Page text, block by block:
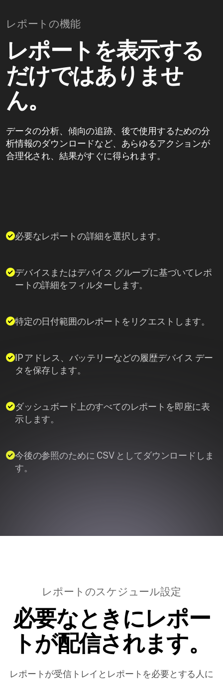
レポートの機能
レポートを表示する
だけではありませ
ん。
データの分析、傾向の追跡、後で使用するための分
析情報のダウンロードなど、あらゆるアクションが
合理化され、結果がすぐに得られます。
必要なレポートの詳細を選択します。
デバイスまたはデバイス グループに基づいてレポ
ートの詳細をフィルターします。
特定の日付範囲のレポートをリクエストします。
IP アドレス、バッテリーなどの履歴デバイス デー
タを保存します。
ダッシュボード上のすべてのレポートを即座に表
示します。
今後の参照のために CSV としてダウンロードしま
す。
レポートのスケジュール設定
必要なときにレポー
トが配信されます。
レポートが受信トレイとレポートを必要とする人に